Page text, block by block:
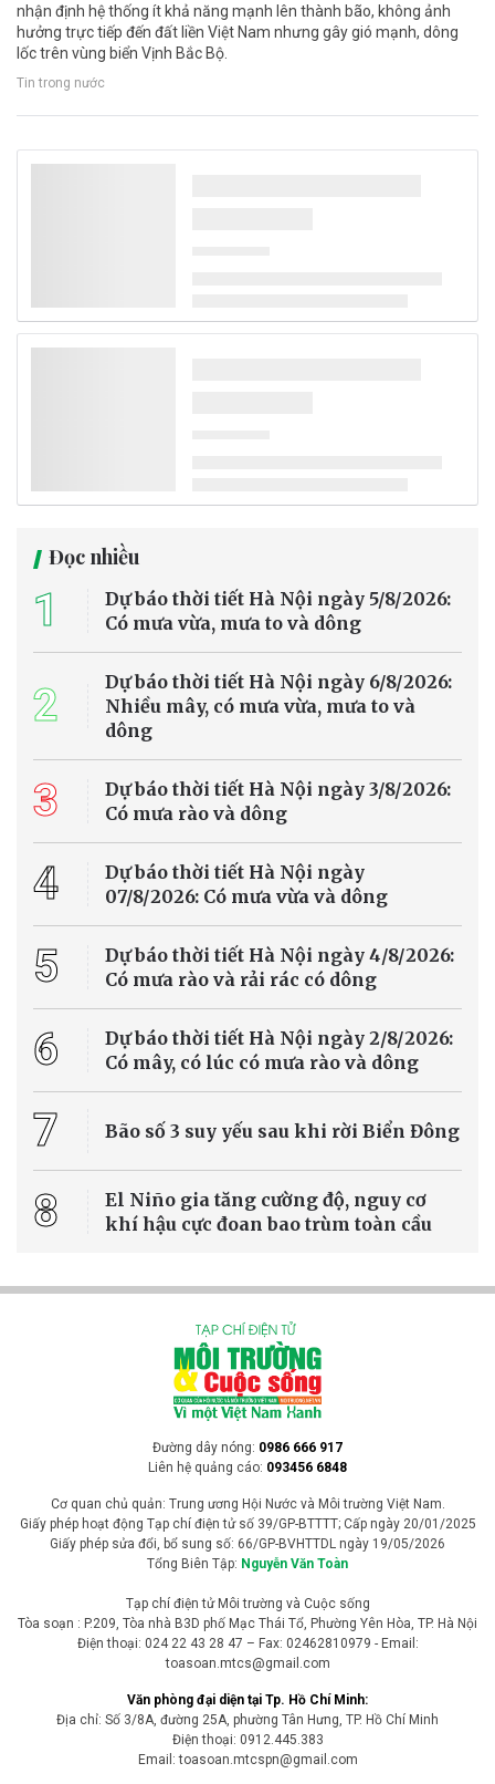
nhận định hệ thống ít khả năng mạnh lên thành bão, không ảnh
hưởng trực tiếp đến đất liền Việt Nam nhưng gây gió mạnh, dông
lốc trên vùng biển Vịnh Bắc Bộ.
Tin trong nước
Đọc nhiều
1
Dự báo thời tiết Hà Nội ngày 5/8/2026:
Có mưa vừa, mưa to và dông
2
Dự báo thời tiết Hà Nội ngày 6/8/2026:
Nhiều mây, có mưa vừa, mưa to và
dông
3
Dự báo thời tiết Hà Nội ngày 3/8/2026:
Có mưa rào và dông
4
Dự báo thời tiết Hà Nội ngày
07/8/2026: Có mưa vừa và dông
5
Dự báo thời tiết Hà Nội ngày 4/8/2026:
Có mưa rào và rải rác có dông
6
Dự báo thời tiết Hà Nội ngày 2/8/2026:
Có mây, có lúc có mưa rào và dông
7 Bão số 3 suy yếu sau khi rời Biển Đông
8
El Niño gia tăng cường độ, nguy cơ
khí hậu cực đoan bao trùm toàn cầu
Đường dây nóng: 0986 666 917
Liên hệ quảng cáo: 093456 6848
Cơ quan chủ quản: Trung ương Hội Nước và Môi trường Việt Nam.
Giấy phép hoạt động Tạp chí điện tử số 39/GP-BTTTT; Cấp ngày 20/01/2025
Giấy phép sửa đổi, bổ sung số: 66/GP-BVHTTDL ngày 19/05/2026
Tổng Biên Tập: Nguyễn Văn Toàn
Tạp chí điện tử Môi trường và Cuộc sống
Tòa soạn : P.209, Tòa nhà B3D phố Mạc Thái Tổ, Phường Yên Hòa, TP. Hà Nội
Điện thoại: 024 22 43 28 47 – Fax: 02462810979 - Email:
toasoan.mtcs@gmail.com
Văn phòng đại diện tại Tp. Hồ Chí Minh:
Địa chỉ: Số 3/8A, đường 25A, phường Tân Hưng, TP. Hồ Chí Minh
Điện thoại: 0912.445.383
Email: toasoan.mtcspn@gmail.com